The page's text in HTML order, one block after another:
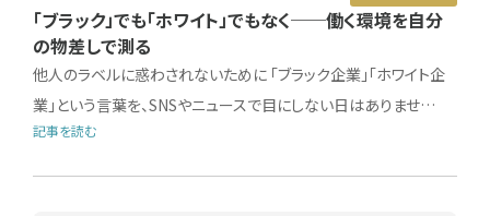
「ブラック」でも「ホワイト」でもなく──働く環境を自分
の物差しで測る
他人のラベルに惑わされないために 「ブラック企業」「ホワイト企
業」という言葉を、SNSやニュースで目にしない日はありませ…
記事を読む